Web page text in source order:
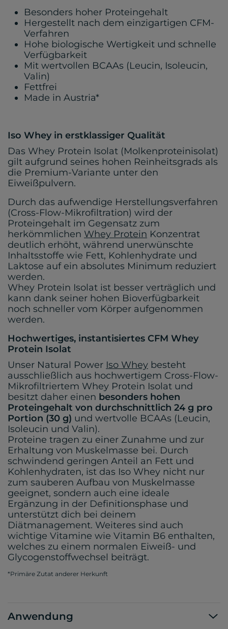
Besonders hoher Proteingehalt
Hergestellt nach dem einzigartigen CFM-
Verfahren
Hohe biologische Wertigkeit und schnelle
Verfügbarkeit
Mit wertvollen BCAAs (Leucin, Isoleucin,
Valin)
Fettfrei
Made in Austria*
Iso Whey in erstklassiger Qualität
Das Whey Protein Isolat (Molkenproteinisolat)
gilt aufgrund seines hohen Reinheitsgrads als
die Premium-Variante unter den
Eiweißpulvern.
Durch das aufwendige Herstellungsverfahren
(Cross-Flow-Mikrofiltration) wird der
Proteingehalt im Gegensatz zum
herkömmlichen Whey Protein Konzentrat
deutlich erhöht, während unerwünschte
Inhaltsstoffe wie Fett, Kohlenhydrate und
Laktose auf ein absolutes Minimum reduziert
werden.
Whey Protein Isolat ist besser verträglich und
kann dank seiner hohen Bioverfügbarkeit
noch schneller vom Körper aufgenommen
werden.
Hochwertiges, instantisiertes CFM Whey
Protein Isolat
Unser Natural Power Iso Whey besteht
ausschließlich aus hochwertigem Cross-Flow-
Mikrofiltriertem Whey Protein Isolat und
besitzt daher einen besonders hohen
Proteingehalt von durchschnittlich 24 g pro
Portion (30 g) und wertvolle BCAAs (Leucin,
Isoleucin und Valin).
Proteine tragen zu einer Zunahme und zur
Erhaltung von Muskelmasse bei. Durch
schwindend geringen Anteil an Fett und
Kohlenhydraten, ist das Iso Whey nicht nur
zum sauberen Aufbau von Muskelmasse
geeignet, sondern auch eine ideale
Ergänzung in der Definitionsphase und
unterstützt dich bei deinem
Diätmanagement. Weiteres sind auch
wichtige Vitamine wie Vitamin B6 enthalten,
welches zu einem normalen Eiweiß- und
Glycogenstoffwechsel beiträgt.
*Primäre Zutat anderer Herkunft
Anwendung